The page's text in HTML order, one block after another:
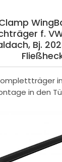
f.
Bj.
in den